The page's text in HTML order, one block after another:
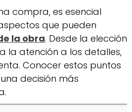
compra, es esencial
que pueden
la obra. Desde la elección
la atención a los detalles,
Conocer estos puntos
decisión más